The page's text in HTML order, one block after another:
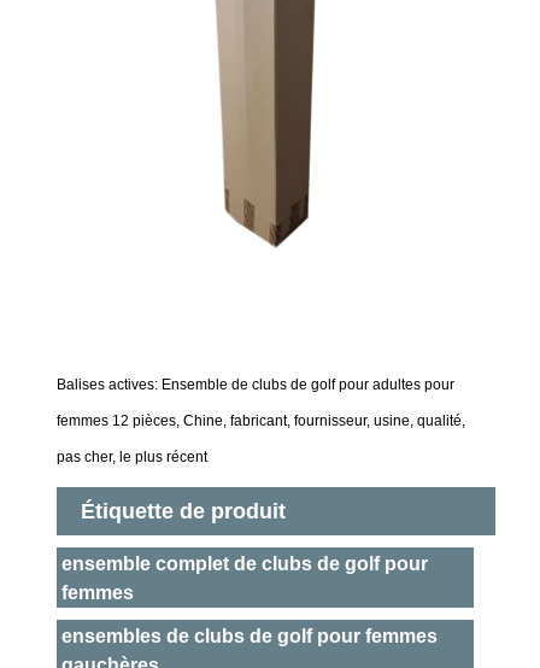
Balises actives: Ensemble de clubs de golf pour adultes pour
femmes 12 pièces, Chine, fabricant, fournisseur, usine, qualité,
pas cher, le plus récent
Étiquette de produit
ensemble complet de clubs de golf pour
femmes
ensembles de clubs de golf pour femmes